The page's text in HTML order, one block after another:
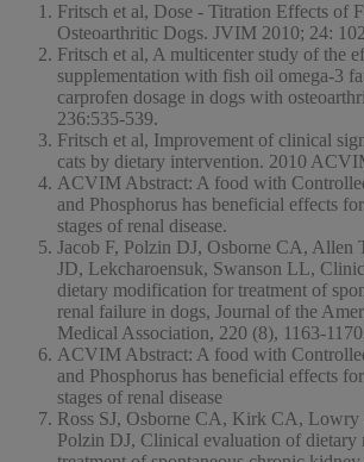
Fritsch et al, Dose - Titration Effects of
Osteoarthritic Dogs. JVIM 2010; 24:
Fritsch et al, A multicenter study of the
supplementation with fish oil omega-3
carprofen dosage in dogs with
236:535-539.
Fritsch et al, Improvement of clinical
cats by dietary intervention. 2010
ACVIM Abstract: A food with
and Phosphorus has beneficial effects
stages of renal disease.
Jacob F, Polzin DJ, Osborne CA,
JD, Lekcharoensuk, Swanson LL,
dietary modification for treatment of
renal failure in dogs, Journal of the
Medical Association, 220 (8), 1163-
ACVIM Abstract: A food with
and Phosphorus has beneficial effects
stages of renal disease
Ross SJ, Osborne CA, Kirk CA,
Polzin DJ, Clinical evaluation of